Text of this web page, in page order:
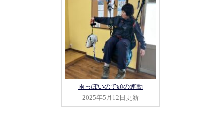
雨っぽいので頭の運動
2025年5月12日更新